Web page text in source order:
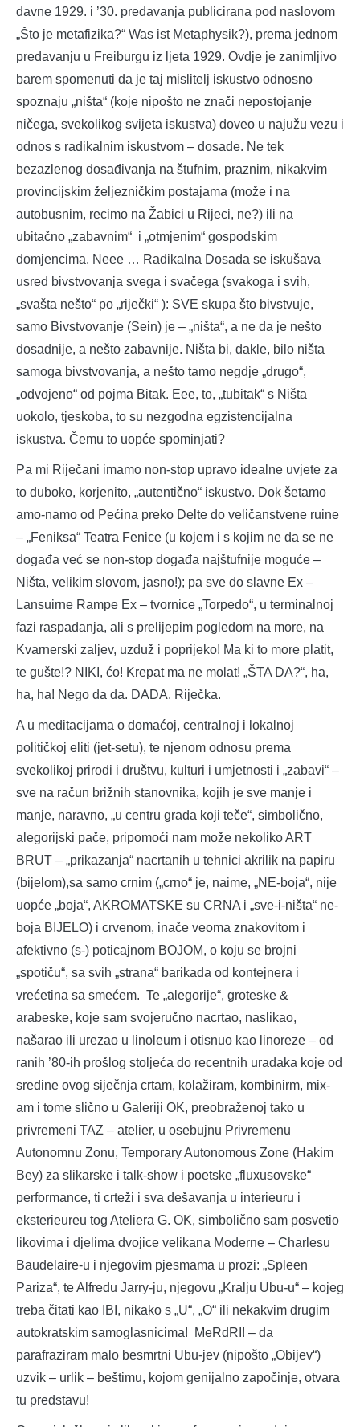
davne 1929. i ’30. predavanja publicirana pod naslovom
„Što je metafizika?“ Was ist Metaphysik?), prema jednom
predavanju u Freiburgu iz ljeta 1929. Ovdje je zanimljivo
barem spomenuti da je taj mislitelj iskustvo odnosno
spoznaju „ništa“ (koje nipošto ne znači nepostojanje
ničega, svekolikog svijeta iskustva) doveo u najužu vezu i
odnos s radikalnim iskustvom – dosade. Ne tek
bezazlenog dosađivanja na štufnim, praznim, nikakvim
provincijskim željezničkim postajama (može i na
autobusnim, recimo na Žabici u Rijeci, ne?) ili na
ubitačno „zabavnim“ i „otmjenim“ gospodskim
domjencima. Neee … Radikalna Dosada se iskušava
usred bivstvovanja svega i svačega (svakoga i svih,
„svašta nešto“ po „riječki“ ): SVE skupa što bivstvuje,
samo Bivstvovanje (Sein) je – „ništa“, a ne da je nešto
dosadnije, a nešto zabavnije. Ništa bi, dakle, bilo ništa
samoga bivstvovanja, a nešto tamo negdje „drugo“,
„odvojeno“ od pojma Bitak. Eee, to, „tubitak“ s Ništa
uokolo, tjeskoba, to su nezgodna egzistencijalna
iskustva. Čemu to uopće spominjati?
Pa mi Riječani imamo non-stop upravo idealne uvjete za
to duboko, korjenito, „autentično“ iskustvo. Dok šetamo
amo-namo od Pećina preko Delte do veličanstvene ruine
– „Feniksa“ Teatra Fenice (u kojem i s kojim ne da se ne
događa već se non-stop događa najštufnije moguće –
Ništa, velikim slovom, jasno!); pa sve do slavne Ex –
Lansuirne Rampe Ex – tvornice „Torpedo“, u terminalnoj
fazi raspadanja, ali s prelijepim pogledom na more, na
Kvarnerski zaljev, uzduž i poprijeko! Ma ki to more platit,
te gušte!? NIKI, ćo! Krepat ma ne molat! „ŠTA DA?“, ha,
ha, ha! Nego da da. DADA. Riječka.
A u meditacijama o domaćoj, centralnoj i lokalnoj
političkoj eliti (jet-setu), te njenom odnosu prema
svekolikoj prirodi i društvu, kulturi i umjetnosti i „zabavi“ –
sve na račun brižnih stanovnika, kojih je sve manje i
manje, naravno, „u centru grada koji teče“, simbolično,
alegorijski pače, pripomoći nam može nekoliko ART
BRUT – „prikazanja“ nacrtanih u tehnici akrilik na papiru
(bijelom),sa samo crnim („crno“ je, naime, „NE-boja“, nije
uopće „boja“, AKROMATSKE su CRNA i „sve-i-ništa“ ne-
boja BIJELO) i crvenom, inače veoma znakovitom i
afektivno (s-) poticajnom BOJOM, o koju se brojni
„spotiču“, sa svih „strana“ barikada od kontejnera i
vrećetina sa smećem. Te „alegorije“, groteske &
arabeske, koje sam svojeručno nacrtao, naslikao,
našarao ili urezao u linoleum i otisnuo kao linoreze – od
ranih ’80-ih prošlog stoljeća do recentnih uradaka koje od
sredine ovog siječnja crtam, kolažiram, kombinirm, mix-
am i tome slično u Galeriji OK, preobraženoj tako u
privremeni TAZ – atelier, u osebujnu Privremenu
Autonomnu Zonu, Temporary Autonomous Zone (Hakim
Bey) za slikarske i talk-show i poetske „fluxusovske“
performance, ti crteži i sva dešavanja u interieuru i
eksterieureu tog Ateliera G. OK, simbolično sam posvetio
likovima i djelima dvojice velikana Moderne – Charlesu
Baudelaire-u i njegovim pjesmama u prozi: „Spleen
Pariza“, te Alfredu Jarry-ju, njegovu „Kralju Ubu-u“ – kojeg
treba čitati kao IBI, nikako s „U“, „O“ ili nekakvim drugim
autokratskim samoglasnicima! MeRdRI! – da
parafraziram malo besmrtni Ubu-jev (nipošto „Obijev“)
uzvik – urlik – beštimu, kojom genijalno započinje, otvara
tu predstavu!